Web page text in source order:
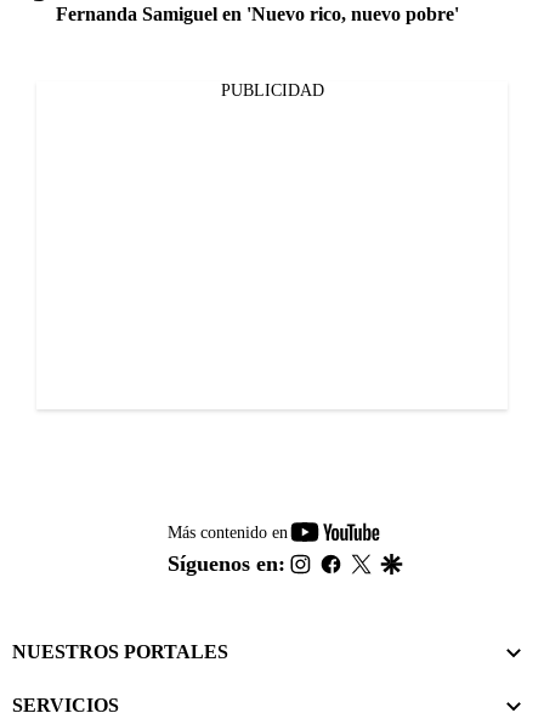
Fernanda Samiguel en 'Nuevo rico, nuevo pobre'
PUBLICIDAD
Más contenido en
youtube-
footer
Síguenos en: instagram
facebook
twitter
NUESTROS PORTALES
SERVICIOS